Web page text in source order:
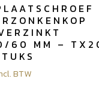
60 MM –
BTW